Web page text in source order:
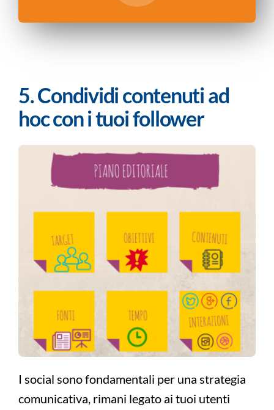
5. Condividi contenuti ad
hoc con i tuoi follower
I social sono fondamentali per una strategia
comunicativa, rimani legato ai tuoi utenti